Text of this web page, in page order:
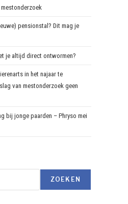
pensionstal? Dit mag je
je altijd direct ontwormen?
in het najaar te
van mestonderzoek geen
bij jonge paarden – Phryso mei
ZOEKEN